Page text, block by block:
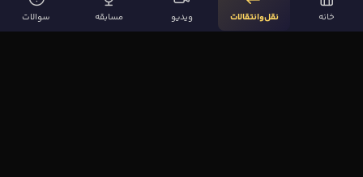
خانه نقل‌وانتقالات ویدیو مسابقه سوالات